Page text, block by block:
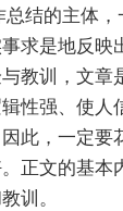
结的主体
求是地反映
教训，文章
性强、使人
此，一定要
正文的基本
训。